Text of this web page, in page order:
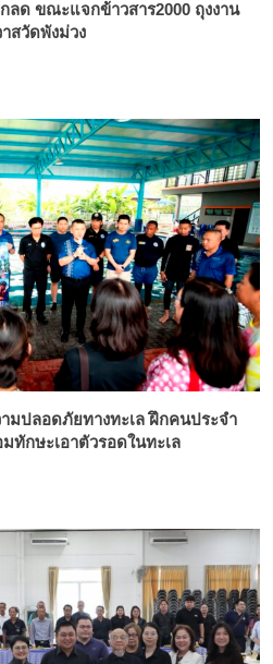
ด ขณะแจกข้าวสาร2000 ถุงงาน
สวัดพังม่วง
มปลอดภัยทางทะเล ฝึกคนประจำ
ทักษะเอาตัวรอดในทะเล